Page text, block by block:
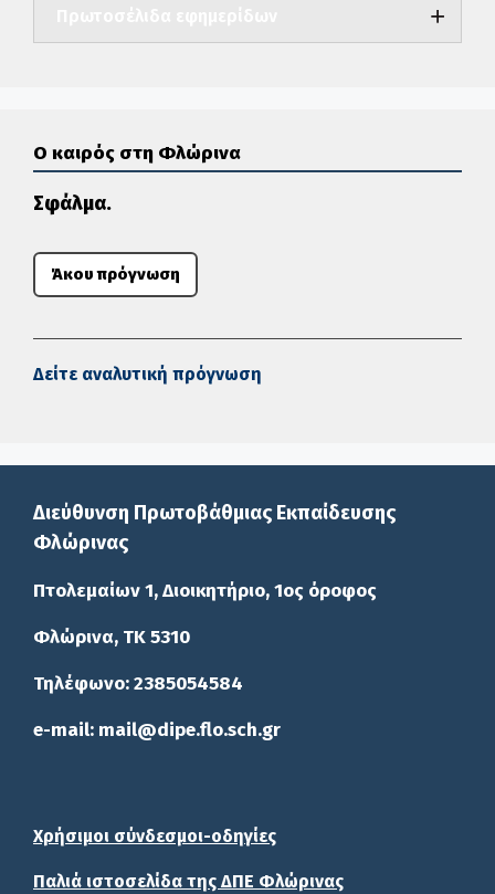
Ο καιρός στη Φλώρινα
Σφάλμα.
Άκου πρόγνωση
Δείτε αναλυτική πρόγνωση
Διεύθυνση Πρωτοβάθμιας Εκπαίδευσης
Φλώρινας
Πτολεμαίων 1, Διοικητήριο, 1ος όροφος
Φλώρινα, ΤΚ 5310
Τηλέφωνο: 2385054584
e-mail: mail@dipe.flo.sch.gr
Χρήσιμοι σύνδεσμοι-οδηγίες
Παλιά ιστοσελίδα της ΔΠΕ Φλώρινας